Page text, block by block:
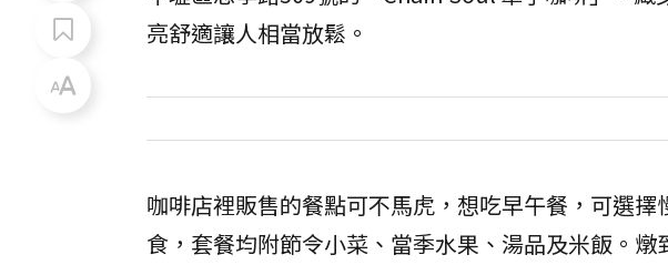
亮舒適讓人相當放鬆。
咖啡店裡販售的餐點可不馬虎，想吃早午餐，可選
食，套餐均附節令小菜、當季水果、湯品及米飯。